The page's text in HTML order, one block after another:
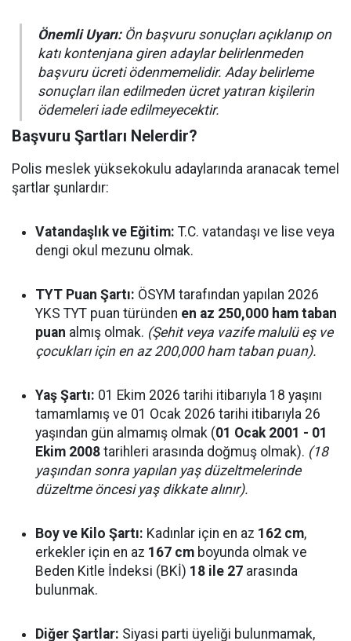
Önemli Uyarı:Ön başvuru sonuçları açıklanıp on
katı kontenjana giren adaylar belirlenmeden
başvuru ücreti ödenmemelidir. Aday belirleme
sonuçları ilan edilmeden ücret yatıran kişilerin
ödemeleri iade edilmeyecektir.
Başvuru Şartları Nelerdir?
Polis meslek yüksekokulu adaylarında aranacak temel
şartlar şunlardır:
Vatandaşlık ve Eğitim: T.C. vatandaşı ve lise veya
dengi okul mezunu olmak.
TYT Puan Şartı: ÖSYM tarafından yapılan 2026
YKS TYT puan türünden en az 250,000 ham taban
puan almış olmak. (Şehit veya vazife malulü eş ve
çocukları için en az 200,000 ham taban puan).
Yaş Şartı: 01 Ekim 2026 tarihi itibarıyla 18 yaşını
tamamlamış ve 01 Ocak 2026 tarihi itibarıyla 26
yaşından gün almamış olmak (01 Ocak 2001 - 01
Ekim 2008 tarihleri arasında doğmuş olmak). (18
yaşından sonra yapılan yaş düzeltmelerinde
düzeltme öncesi yaş dikkate alınır).
Boy ve Kilo Şartı: Kadınlar için en az 162 cm,
erkekler için en az 167 cm boyunda olmak ve
Beden Kitle İndeksi (BKİ) 18 ile 27 arasında
bulunmak.
Diğer Şartlar: Siyasi parti üyeliği bulunmamak,